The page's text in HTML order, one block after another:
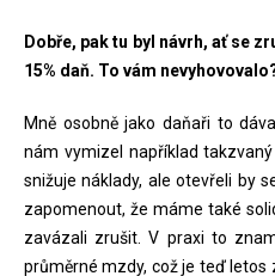
Dobře, pak tu byl návrh, ať se
15% daň. To vám
Mně osobně jako daňaři to
nám vymizel například
snižuje náklady, ale otevřeli by
zapomenout, že máme také
zavázali zrušit. V praxi to
průměrné mzdy, což je teď